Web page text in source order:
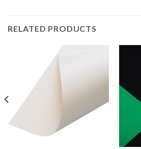
RELATED PRODUCTS